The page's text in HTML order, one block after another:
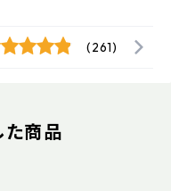
(261)
た商品